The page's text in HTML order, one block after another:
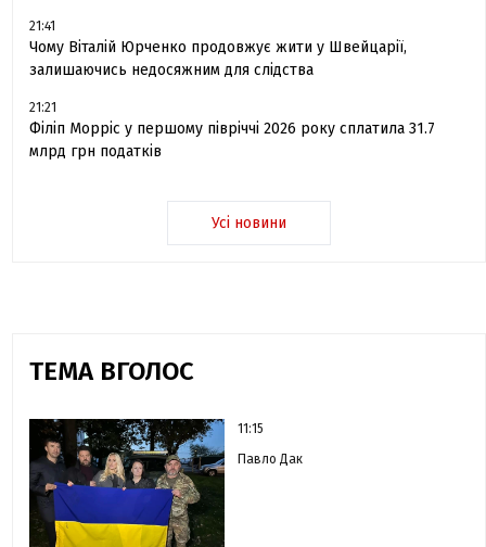
21:41
Чому Віталій Юрченко продовжує жити у Швейцарії,
залишаючись недосяжним для слідства
21:21
Філіп Морріс у першому півріччі 2026 року сплатила 31.7
млрд грн податків
Усі новини
ТЕМА ВГОЛОС
11:15
Павло Дак